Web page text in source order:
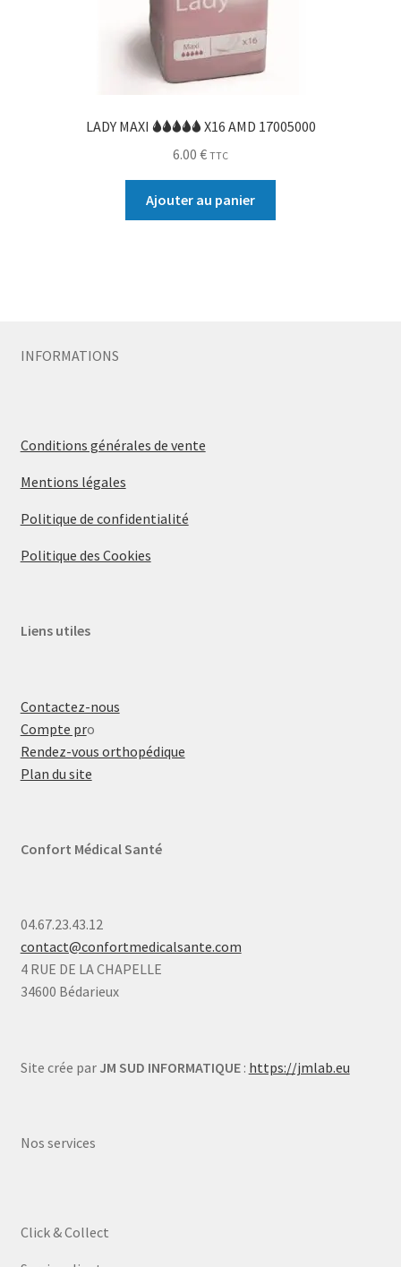
LADY MAXI 🌢🌢🌢🌢🌢 X16 AMD 17005000
6.00 € TTC
Ajouter au panier
INFORMATIONS
Conditions générales de vente
Mentions légales
Politique de confidentialité
Politique des Cookies
Liens utiles
Contactez-nous
Compte pro
Rendez-vous orthopédique
Plan du site
Confort Médical Santé
04.67.23.43.12
contact@confortmedicalsante.com
4 RUE DE LA CHAPELLE
34600 Bédarieux
Site crée par JM SUD INFORMATIQUE: https://jmlab.eu
Nos services
Click & Collect